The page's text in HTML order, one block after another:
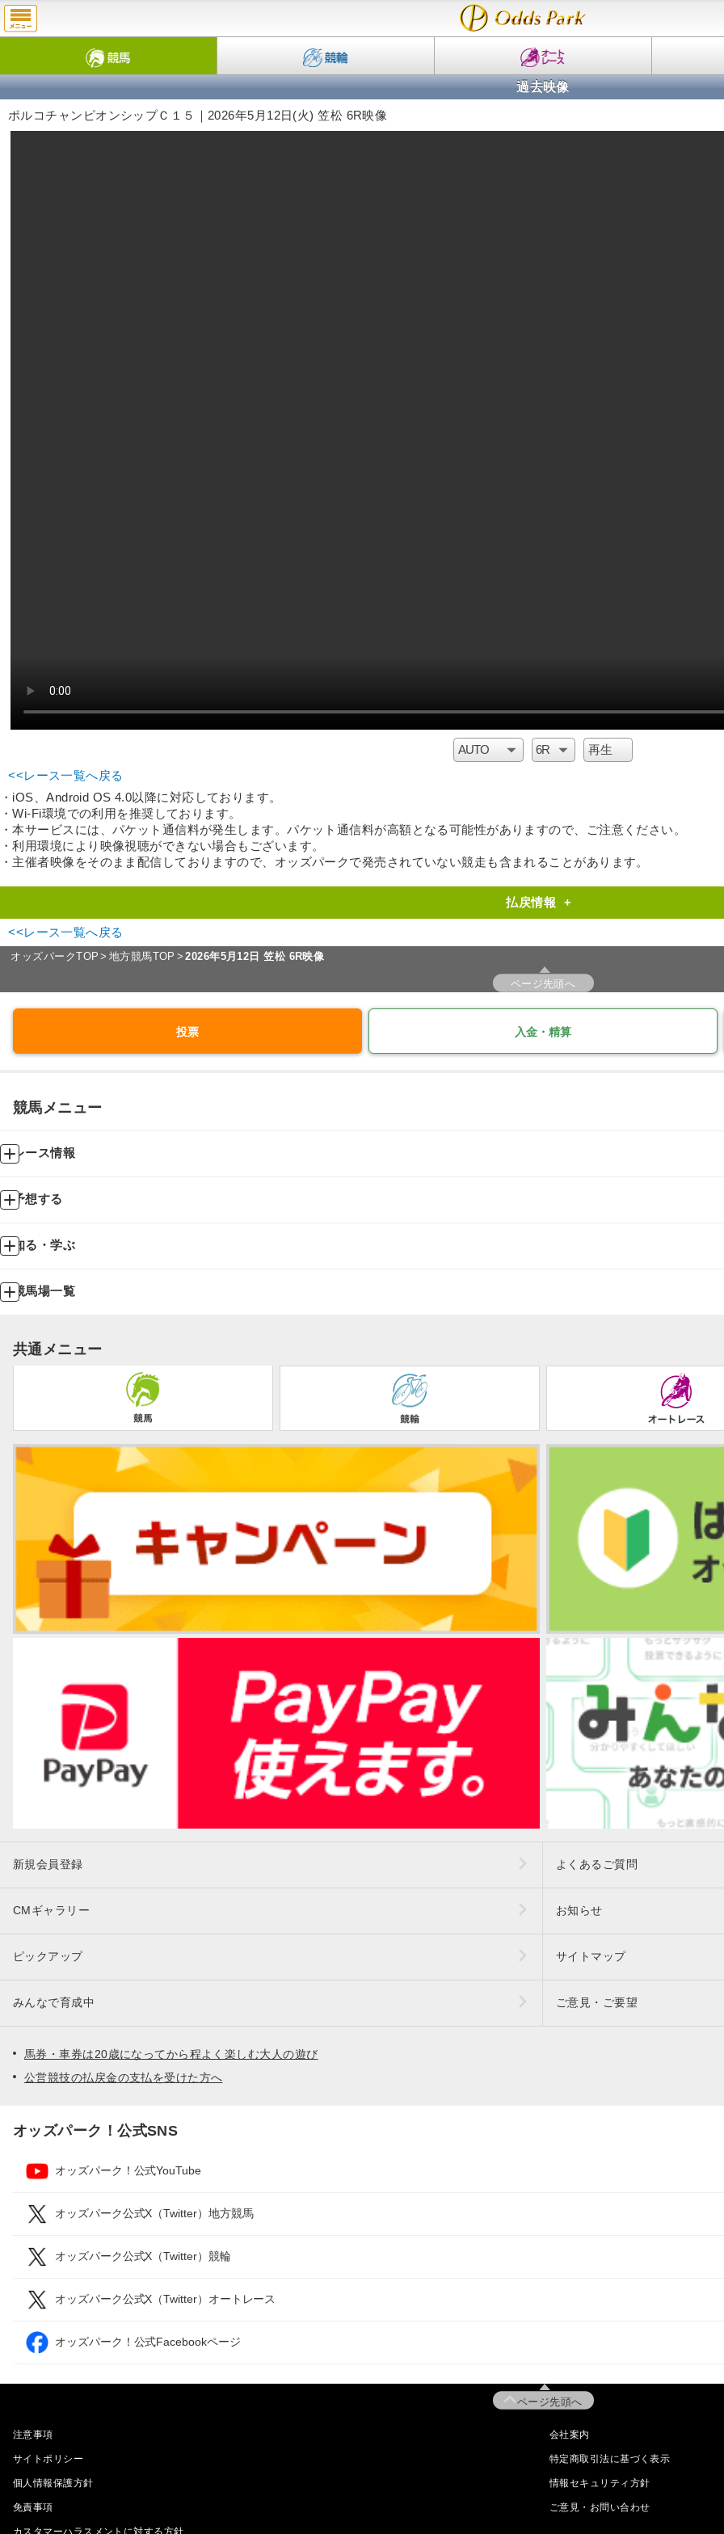
過去映像
ポルコチャンピオンシップＣ１５｜2026年5月12日(火) 笠松 6R映像
<<レース一覧へ戻る
・iOS、Android OS 4.0以降に対応しております。
・Wi-Fi環境での利用を推奨しております。
・本サービスには、パケット通信料が発生します。パケット通信料が高額となる可能性がありますので、ご注意ください。
・利用環境により映像視聴ができない場合もございます。
・主催者映像をそのまま配信しておりますので、オッズパークで発売されていない競走も含まれることがあります。
払戻情報 +
<<レース一覧へ戻る
オッズパークTOP 地方競馬TOP 2026年5月12日 笠松 6R映像
ページ先頭へ
投票 入金・精算
競馬メニュー
レース情報
予想する
知る・学ぶ
競馬場一覧
共通メニュー
新規会員登録 よくあるご質問
CMギャラリー お知らせ
ピックアップ サイトマップ
みんなで育成中 ご意見・ご要望
馬券・車券は20歳になってから程よく楽しむ大人の遊び
公営競技の払戻金の支払を受けた方へ
オッズパーク！公式SNS
オッズパーク！公式YouTube
オッズパーク公式X（Twitter）地方競馬
オッズパーク公式X（Twitter）競輪
オッズパーク公式X（Twitter）オートレース
オッズパーク！公式Facebookページ
ページ先頭へ
注意事項 会社案内
サイトポリシー 特定商取引法に基づく表示
個人情報保護方針 情報セキュリティ方針
免責事項 ご意見・お問い合わせ
カスタマーハラスメントに対する方針